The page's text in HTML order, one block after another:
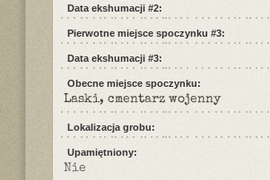
Data ekshumacji #2:
Pierwotne miejsce spoczynku #3:
Data ekshumacji #3:
Obecne miejsce spoczynku:
Laski, cmentarz wojenny
Lokalizacja grobu:
Upamiętniony:
Nie